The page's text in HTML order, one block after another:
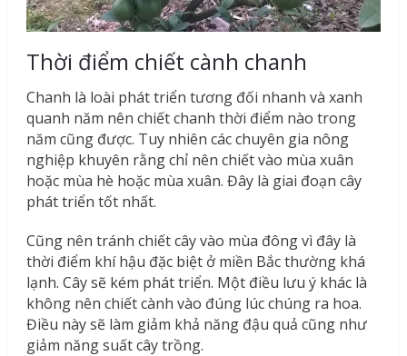
Thời điểm chiết cành chanh
Chanh là loài phát triển tương đối nhanh và xanh
quanh năm nên chiết chanh thời điểm nào trong
năm cũng được. Tuy nhiên các chuyên gia nông
nghiệp khuyên rằng chỉ nên chiết vào mùa xuân
hoặc mùa hè hoặc mùa xuân. Đây là giai đoạn cây
phát triển tốt nhất.
Cũng nên tránh chiết cây vào mùa đông vì đây là
thời điểm khí hậu đặc biệt ở miền Bắc thường khá
lạnh. Cây sẽ kém phát triển. Một điều lưu ý khác là
không nên chiết cành vào đúng lúc chúng ra hoa.
Điều này sẽ làm giảm khả năng đậu quả cũng như
giảm năng suất cây trồng.